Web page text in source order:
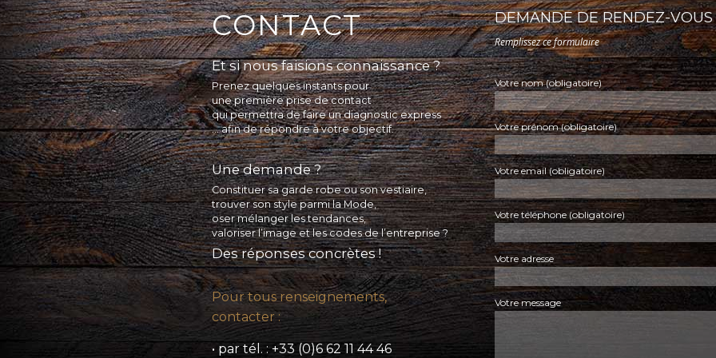
CONTACT
Et si nous faisions connaissance ?
Prenez quelques instants pour
une première prise de contact
qui permettra de faire un diagnostic express
… afin de répondre à votre objectif.
Une demande ?
Constituer sa garde robe ou son vestiaire,
trouver son style parmi la Mode,
oser mélanger les tendances,
valoriser l’image et les codes de l’entreprise ?
Des réponses concrètes !
Pour tous renseignements,
contacter :
• par tél. : +33 (0)6 62 11 44 46
DEMANDE DE RENDEZ-VOUS
Remplissez ce formulaire
Votre nom (obligatoire)
Votre prénom (obligatoire)
Votre email (obligatoire)
Votre téléphone (obligatoire)
Votre adresse
Votre message